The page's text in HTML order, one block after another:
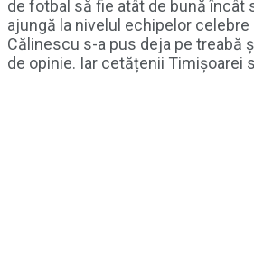
de fotbal să fie atât de bună încât
ajungă la nivelul echipelor celebre
Călinescu s-a pus deja pe treabă
de opinie. Iar cetățenii Timișoarei